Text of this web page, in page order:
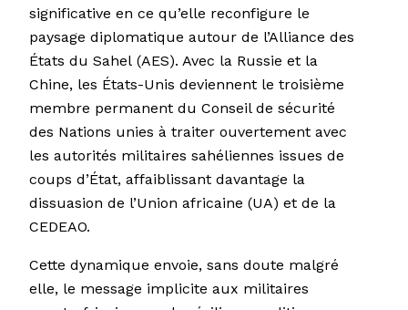
significative en ce qu’elle reconfigure le
paysage diplomatique autour de l’Alliance des
États du Sahel (AES). Avec la Russie et la
Chine, les États-Unis deviennent le troisième
membre permanent du Conseil de sécurité
des Nations unies à traiter ouvertement avec
les autorités militaires sahéliennes issues de
coups d’État, affaiblissant davantage la
dissuasion de l’Union africaine (UA) et de la
CEDEAO.
Cette dynamique envoie, sans doute malgré
elle, le message implicite aux militaires